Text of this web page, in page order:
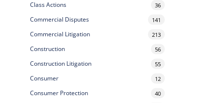
Class Actions 36
Commercial Disputes 141
Commercial Litigation 213
Construction 56
Construction Litigation 55
Consumer 12
Consumer Protection 40